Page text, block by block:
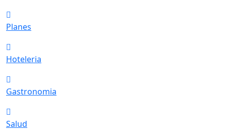
Planes
Hoteleria
Gastronomia
Salud